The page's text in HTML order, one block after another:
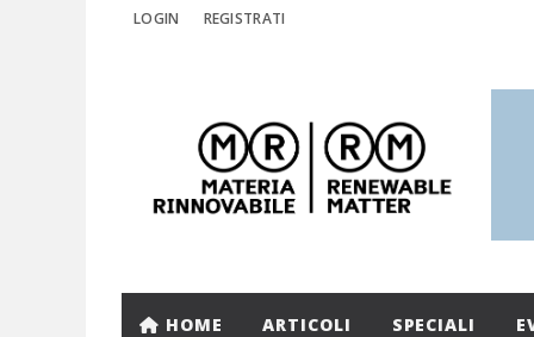
LOGIN REGISTRATI
HOME ARTICOLI SPECIALI